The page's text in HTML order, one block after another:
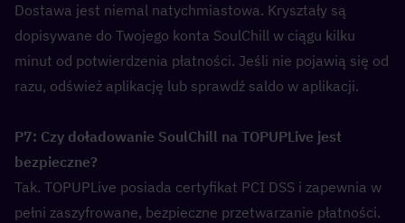
Dostawa jest niemal natychmiastowa. Kryształy są
dopisywane do Twojego konta SoulChill w ciągu kilku
minut od potwierdzenia płatności. Jeśli nie pojawią się od
razu, odśwież aplikację lub sprawdź saldo w aplikacji.
P7: Czy doładowanie SoulChill na TOPUPLive jest
bezpieczne?
Tak. TOPUPLive posiada certyfikat PCI DSS i zapewnia w
pełni zaszyfrowane, bezpieczne przetwarzanie płatności.